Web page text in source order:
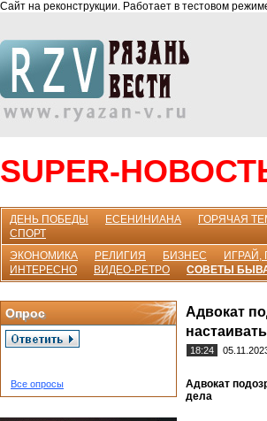
Сайт на реконструкции. Работает в тестовом
SUPER-
ДЕНЬ ПОБЕДЫ ЕСЕНИНИАНА ГОРЯЧАЯ
СПОРТ
ЭКОНОМИКА
РЕЛИГИЯ БИЗНЕС ИГРАЙ,
ИНТЕРЕСНО
ВИДЕО-РЕТРО СОВЕТЫ
Опрос
Все опросы
Адвокат
18:24
Адвокат
дела